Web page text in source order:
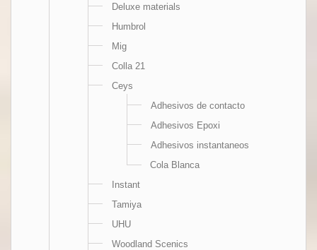
Deluxe materials
Humbrol
Mig
Colla 21
Ceys
Adhesivos de contacto
Adhesivos Epoxi
Adhesivos instantaneos
Cola Blanca
Instant
Tamiya
UHU
Woodland Scenics